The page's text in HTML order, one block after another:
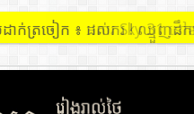
ដាក់ត្រចៀក ៖ ដល់ករ ! ឈ្មួញដឹក